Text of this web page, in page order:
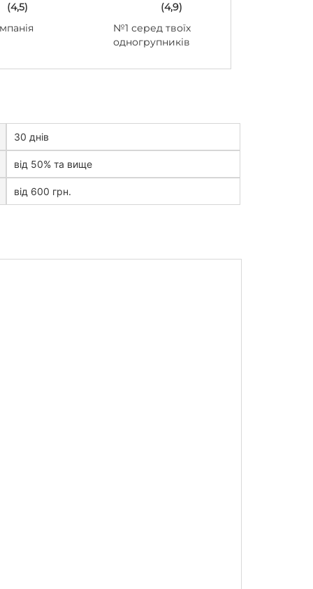
(4,5)
(4,9)
№1 серед твоїх
одногрупників
30 днів
від 50% та вище
від 600 грн.